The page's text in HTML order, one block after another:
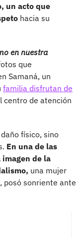
un acto que
hacia su
en nuestra
que
Samaná, un
familia disfrutan de
centro de atención
físico, sino
En una de las
de la
una mujer
posó sonriente ante